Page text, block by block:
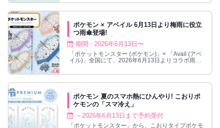
ポケモン × アベイル 6月13日より梅雨に役立
つ雨傘登場!
期間 : 2026年6月13日〜
「ポケットモンスター (ポケモン)」× 「Avail (アベ
イル)」全国にて、2026年6月13日よりコラボ雨傘
ポケモン 夏のスマホ熱にひんやり! こおりポ
ケモンの「スマ冷え」
～2026年6月13日まで予約受付
「ポケットモンスター」から、こおりタイプポケモ